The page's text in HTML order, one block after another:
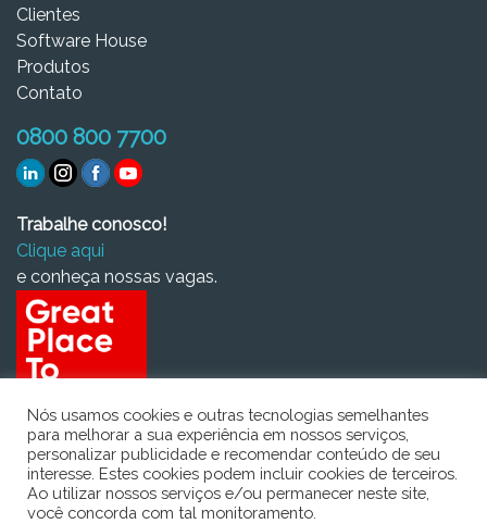
Clientes
Software House
Produtos
Contato
0800 800 7700
Trabalhe conosco!
Clique aqui
e conheça nossas vagas.
Nós usamos cookies e outras tecnologias semelhantes
para melhorar a sua experiência em nossos serviços,
personalizar publicidade e recomendar conteúdo de seu
interesse. Estes cookies podem incluir cookies de terceiros.
Ao utilizar nossos serviços e/ou permanecer neste site,
você concorda com tal monitoramento.